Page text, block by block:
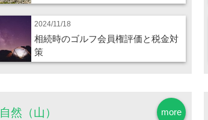
2024/11/18
相続時のゴルフ会員権評価と税金対
策
more
自然（山）